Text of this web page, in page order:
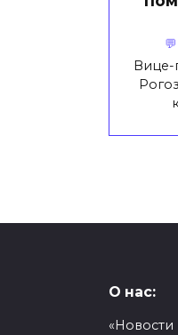
О нас: